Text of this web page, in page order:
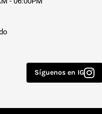
Síguenos en IG